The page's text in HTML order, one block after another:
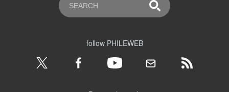
follow PHILEWEB